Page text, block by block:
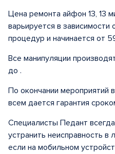
Цена ремонта айфон 13, 13
варьируется в
процедур и начинается от
Все манипуляции
до .
По окончании мероприятий
всем дается гарантия
Специалисты Педант
устранить неисправность
если на мобильном